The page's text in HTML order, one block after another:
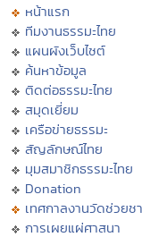
หน้าแรก
ทีมงานธรรมะไทย
แผนผังเว็บไซต์
ค้นหาข้อมูล
ติดต่อธรรมะไทย
สมุดเยี่ยม
เครือข่ายธรรมะ
สัญลักษณ์ไทย
มุมสมาชิกธรรมะไทย
Donation
เทศกาลงานวัดช่วยช
การเผยแผ่ศาสนา